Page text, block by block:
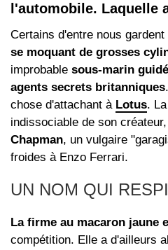
l'automobile. Laquelle
Certains d'entre nous
se moquant de grosses
improbable sous-marin
agents secrets britanniques
chose d'attachant à Lotus.
indissociable de son
Chapman, un vulgaire
froides à Enzo Ferrari.
UN NOM QUI
La firme au macaron jaune
compétition. Elle a d'ailleurs